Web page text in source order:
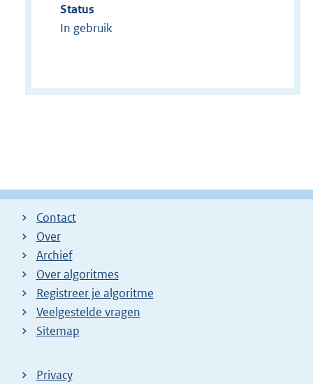
Status
In gebruik
Contact
Over
Archief
Over algoritmes
Registreer je algoritme
Veelgestelde vragen
Sitemap
Privacy